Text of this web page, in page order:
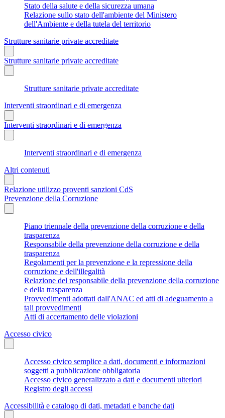
Stato della salute e della sicurezza umana
Relazione sullo stato dell'ambiente del Ministero
dell'Ambiente e della tutela del territorio
Strutture sanitarie private accreditate
Strutture sanitarie private accreditate
Strutture sanitarie private accreditate
Interventi straordinari e di emergenza
Interventi straordinari e di emergenza
Interventi straordinari e di emergenza
Altri contenuti
Relazione utilizzo proventi sanzioni CdS
Prevenzione della Corruzione
Piano triennale della prevenzione della corruzione e della
trasparenza
Responsabile della prevenzione della corruzione e della
trasparenza
Regolamenti per la prevenzione e la repressione della
corruzione e dell'illegalità
Relazione del responsabile della prevenzione della corruzione
e della trasparenza
Provvedimenti adottati dall'ANAC ed atti di adeguamento a
tali provvedimenti
Atti di accertamento delle violazioni
Accesso civico
Accesso civico semplice a dati, documenti e informazioni
soggetti a pubblicazione obbligatoria
Accesso civico generalizzato a dati e documenti ulteriori
Registro degli accessi
Accessibilità e catalogo di dati, metadati e banche dati